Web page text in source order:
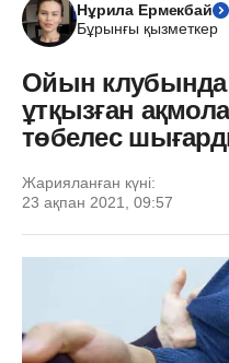
Нұрила Ермекбай
Бұрынғы қызметкер
Ойын клубында
ұтқызған
төбелес
Жарияланған күні:
23 ақпан 2021, 09:57